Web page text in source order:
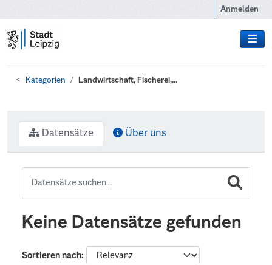
Anmelden
Kategorien Landwirtschaft, Fischerei,...
Datensätze Über uns
Keine Datensätze gefunden
Sortieren nach